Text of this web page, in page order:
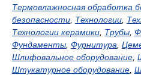
Термовлажносная обработка
безопасности Технологии
Технологии керамики Трубы
Фундаменты Фурнитура
Шлифовальное оборудование
Штукатурное оборудование